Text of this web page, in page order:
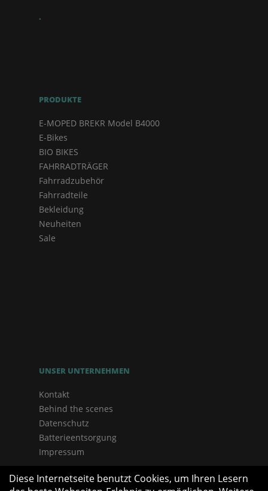
.
PRODUKTE
E-MOPED BREKR Model B4000
E-Bikes
BIO BIKES
FAHRRADTRÄGER
Fahrradzubehör
Fahrradteile
Bekleidung
Neuheiten
Sale
UNSER UNTERNEHMEN
Kontakt
Behind the scenes
Datenschutz
Batterieentsorgung
Impressum
Diese Internetseite benutzt Cookies, um Ihren Lesern